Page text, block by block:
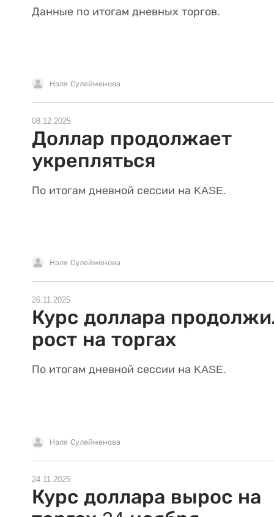
Данные по итогам дневных торгов.
Нэля Сулейменова
08.12.2025
Доллар продолжает
укрепляться
По итогам дневной сессии на KASE.
Нэля Сулейменова
26.11.2025
Курс доллара
рост на торгах
По итогам дневной сессии на KASE.
Нэля Сулейменова
24.11.2025
Курс доллара вырос на